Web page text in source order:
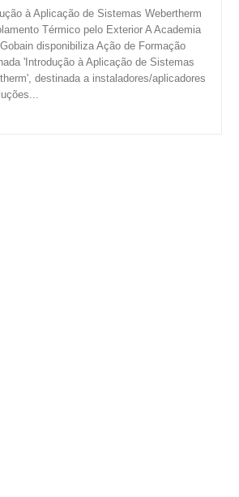
à Aplicação de Sistemas Webertherm
Térmico pelo Exterior A Academia
disponibiliza Ação de Formação
'Introdução à Aplicação de Sistemas
destinada a instaladores/aplicadores